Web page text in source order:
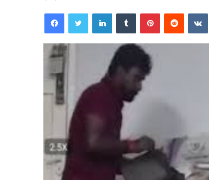
email
FacebookTwitter LinkedInTumblr PinterestReddit